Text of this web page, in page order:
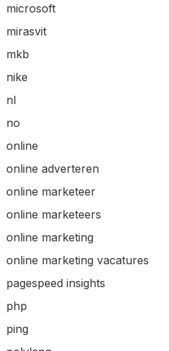
microsoft
mirasvit
mkb
nike
nl
no
online
online adverteren
online marketeer
online marketeers
online marketing
online marketing vacatures
pagespeed insights
php
ping